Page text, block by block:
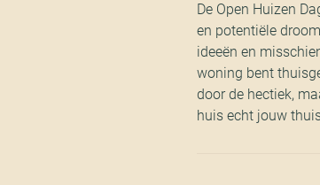
De Open Huizen
en potentiële
ideeën en
woning bent
door de hectiek,
huis echt jouw